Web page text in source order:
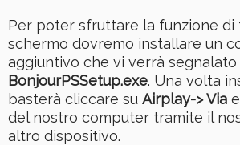
Per poter sfruttare la funzione di
schermo dovremo installare un
aggiuntivo che vi verrà segnalato
BonjourPSSetup.exe. Una volta
basterà cliccare su Airplay-> Via
del nostro computer tramite il
altro dispositivo.